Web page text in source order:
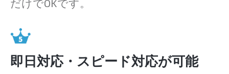
だけでOKです。
即日対応・スピード対応が可能